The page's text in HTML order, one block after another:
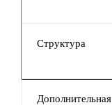
Структура
Дополнительная